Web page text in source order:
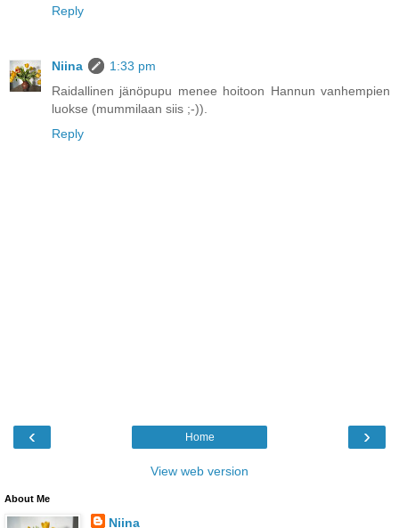
Reply
Niina
1:33 pm
Raidallinen jänöpupu menee hoitoon Hannun vanhempien
luokse (mummilaan siis ;-)).
Reply
‹ ›
Home
View web version
About Me
Niina